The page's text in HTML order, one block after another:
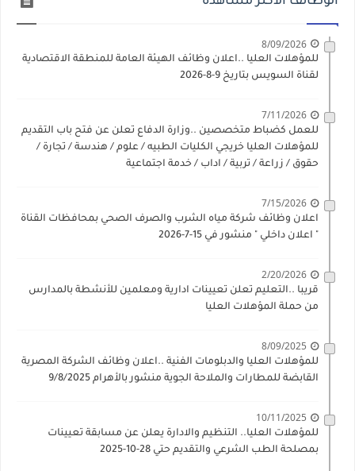
8/09/2026
للمؤهلات العليا ..اعلان وظائف الهيئة العامة للمنطقة الاقتصادية
لقناة السويس بتاريخ 9-8-2026
7/11/2026
للعمل كضباط متخصصين ..وزارة الدفاع تعلن عن فتح باب التقديم
للمؤهلات العليا خريجي الكليات الطبيه / علوم / هندسة / تجارة /
حقوق / زراعة / تربية / اداب / خدمة اجتماعية
7/15/2026
اعلان وظائف شركة مياه الشرب والصرف الصحي بمحافظات القناة
" اعلان داخلي " منشور في 15-7-2026
2/20/2026
قريبا ..التعليم تعلن تعيينات ادارية ومعلمين للأنشطة بالمدارس
من حملة المؤهلات العليا
8/09/2025
للمؤهلات العليا والدبلومات الفنية ..اعلان وظائف الشركة المصرية
القابضة للمطارات والملاحة الجوية منشور بالأهرام 9/8/2025
10/11/2025
للمؤهلات العليا.. التنظيم والادارة يعلن عن مسابقة تعيينات
بمصلحة الطب الشرعي والتقديم حتي 28-10-2025